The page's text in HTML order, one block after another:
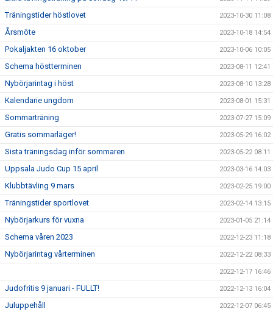
Träningstider höstlovet 2023-10-30 11:08
Årsmöte 2023-10-18 14:54
Pokaljakten 16 oktober 2023-10-06 10:05
Schema höstterminen 2023-08-11 12:41
Nybörjarintag i höst 2023-08-10 13:28
Kalendarie ungdom 2023-08-01 15:31
Sommarträning 2023-07-27 15:09
Gratis sommarläger! 2023-05-29 16:02
Sista träningsdag inför sommaren 2023-05-22 08:11
Uppsala Judo Cup 15 april 2023-03-16 14:03
Klubbtävling 9 mars 2023-02-25 19:00
Träningstider sportlovet 2023-02-14 13:15
Nybörjarkurs för vuxna 2023-01-05 21:14
Schema våren 2023 2022-12-23 11:18
Nybörjarintag vårterminen 2022-12-22 08:33
2022-12-17 16:46
Judofritis 9 januari - FULLT! 2022-12-13 16:04
Juluppehåll 2022-12-07 06:45